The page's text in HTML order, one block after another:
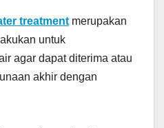
treatment merupakan
untuk
agar dapat diterima atau
akhir dengan